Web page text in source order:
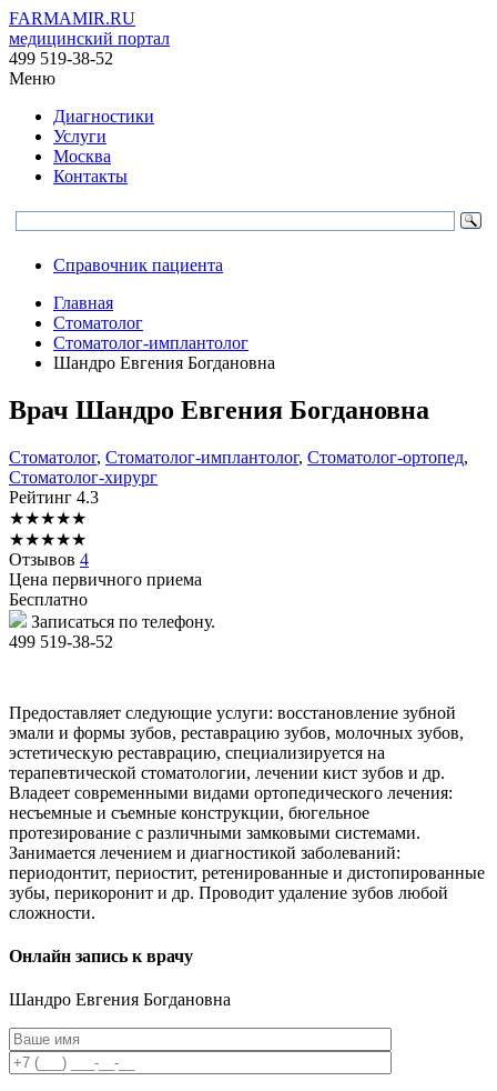
FARMAMIR.RU
медицинский портал
499 519-38-52
Меню
Диагностики
Услуги
Москва
Контакты
Справочник пациента
Главная
Стоматолог
Стоматолог-имплантолог
Шандро Евгения Богдановна
Врач Шандро Евгения Богдановна
Стоматолог, Стоматолог-имплантолог, Стоматолог-ортопед,
Стоматолог-хирург
Рейтинг 4.3
★★★★★
★★★★★
Отзывов 4
Цена первичного приема
Бесплатно
Записаться по телефону.
499 519-38-52
Предоставляет следующие услуги: восстановление зубной
эмали и формы зубов, реставрацию зубов, молочных зубов,
эстетическую реставрацию, специализируется на
терапевтической стоматологии, лечении кист зубов и др.
Владеет современными видами ортопедического лечения:
несъемные и съемные конструкции, бюгельное
протезирование с различными замковыми системами.
Занимается лечением и диагностикой заболеваний:
периодонтит, периостит, ретенированные и дистопированные
зубы, перикоронит и др. Проводит удаление зубов любой
сложности.
Онлайн запись к врачу
Шандро Евгения Богдановна